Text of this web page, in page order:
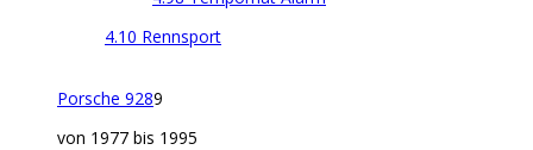
4.10 Rennsport
Porsche 9289
von 1977 bis 1995